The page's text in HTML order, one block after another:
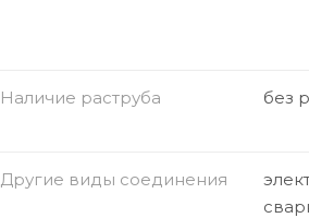
Наличие раструба без
Другие виды соединения